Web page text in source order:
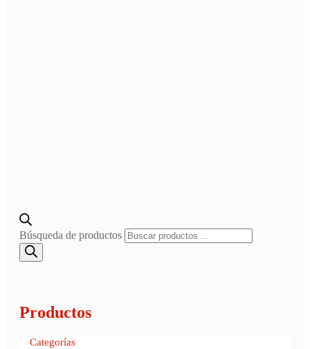
Búsqueda de productos
Productos
Categorías